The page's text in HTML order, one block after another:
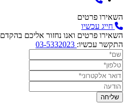
השאירו פרטים
חייג עכשיו
השאירו פרטים ואנו נחזור אליכם בהקדם
התקשר עכשיו: